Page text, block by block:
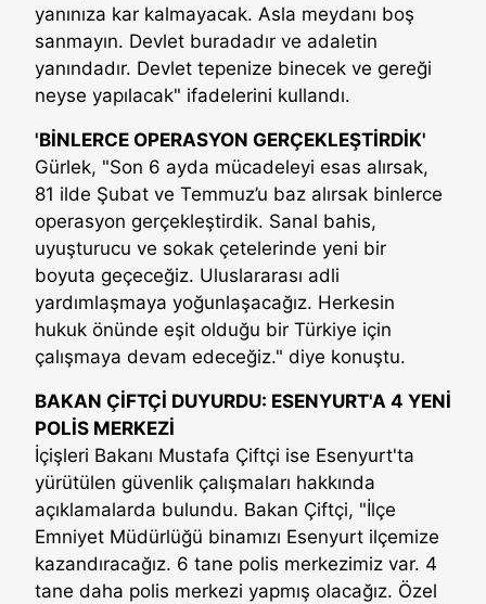
yanınıza kar kalmayacak. Asla meydanı boş
sanmayın. Devlet buradadır ve adaletin
yanındadır. Devlet tepenize binecek ve gereği
neyse yapılacak" ifadelerini kullandı.
'BİNLERCE OPERASYON GERÇEKLEŞTİRDİK'
Gürlek, "Son 6 ayda mücadeleyi esas alırsak,
81 ilde Şubat ve Temmuz’u baz alırsak binlerce
operasyon gerçekleştirdik. Sanal bahis,
uyuşturucu ve sokak çetelerinde yeni bir
boyuta geçeceğiz. Uluslararası adli
yardımlaşmaya yoğunlaşacağız. Herkesin
hukuk önünde eşit olduğu bir Türkiye için
çalışmaya devam edeceğiz." diye konuştu.
BAKAN ÇİFTÇİ DUYURDU: ESENYURT'A 4 YENİ
POLİS MERKEZİ
İçişleri Bakanı Mustafa Çiftçi ise Esenyurt'ta
yürütülen güvenlik çalışmaları hakkında
açıklamalarda bulundu. Bakan Çiftçi, "İlçe
Emniyet Müdürlüğü binamızı Esenyurt ilçemize
kazandıracağız. 6 tane polis merkezimiz var. 4
tane daha polis merkezi yapmış olacağız. Özel